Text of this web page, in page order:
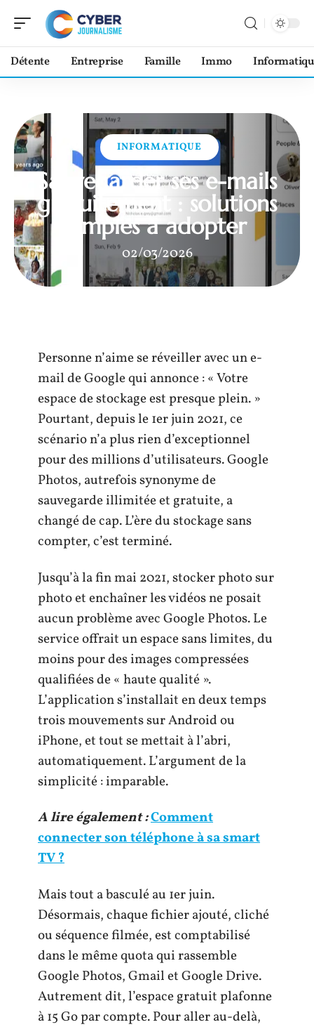
Détente Entreprise Famille Immo
INFORMATIQUE
Sauvegarder ses e-mails
gratuitement : solutions
simples à adopter
02/03/2026
Personne n’aime se réveiller avec un e-
mail de Google qui annonce : « Votre
espace de stockage est presque plein. »
Pourtant, depuis le 1er juin 2021, ce
scénario n’a plus rien d’exceptionnel
pour des millions d’utilisateurs. Google
Photos, autrefois synonyme de
sauvegarde illimitée et gratuite, a
changé de cap. L’ère du stockage sans
compter, c’est terminé.
Jusqu’à la fin mai 2021, stocker photo sur
photo et enchaîner les vidéos ne posait
aucun problème avec Google Photos. Le
service offrait un espace sans limites, du
moins pour des images compressées
qualifiées de « haute qualité ».
L’application s’installait en deux temps
trois mouvements sur Android ou
iPhone, et tout se mettait à l’abri,
automatiquement. L’argument de la
simplicité : imparable.
A lire également :Comment
connecter son téléphone à sa smart
TV ?
Mais tout a basculé au 1er juin.
Désormais, chaque fichier ajouté, cliché
ou séquence filmée, est comptabilisé
dans le même quota qui rassemble
Google Photos, Gmail et Google Drive.
Autrement dit, l’espace gratuit plafonne
à 15 Go par compte. Pour aller au-delà,